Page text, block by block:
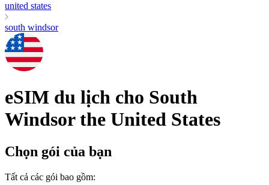
united states
south windsor
eSIM du lịch cho South
Windsor the United States
Chọn gói của bạn
Tất cả các gói bao gồm: